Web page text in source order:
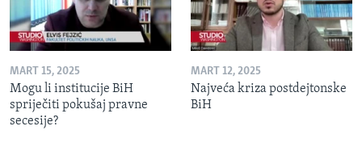
MART 15, 2025
Mogu li institucije BiH
spriječiti pokušaj pravne
secesije?
MART 12, 2025
Najveća kriza postdejtonske
BiH